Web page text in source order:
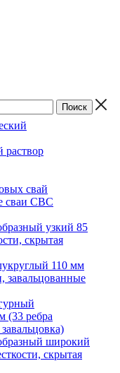
раствор
свай
сваи СВС
узкий 85
скрытая
110 мм
завальцованные
(33 ребра
широкий
скрытая